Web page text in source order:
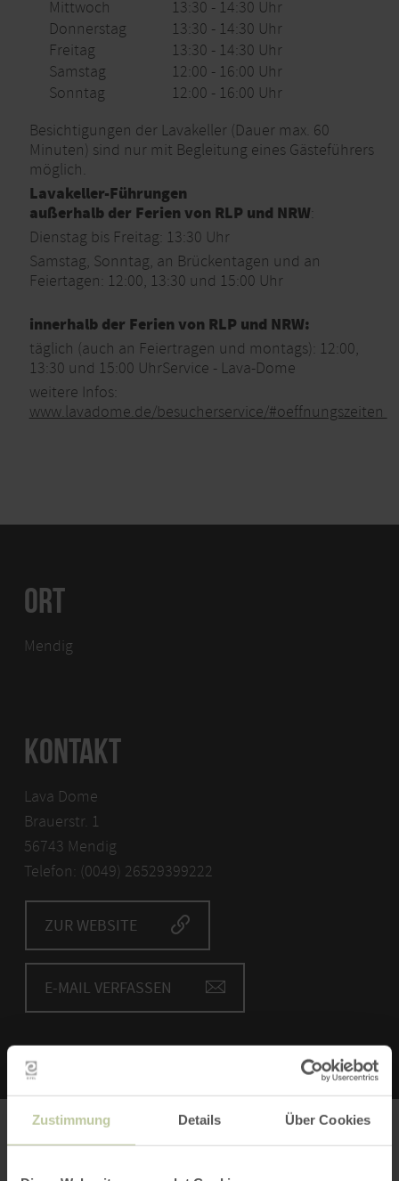
Zustimmung Details Über Cookies
Mittwoch
13:30 - 14:30 Uhr
Donnerstag
13:30 - 14:30 Uhr
Freitag
13:30 - 14:30 Uhr
Samstag
12:00 - 16:00 Uhr
Sonntag
12:00 - 16:00 Uhr
Besichtigungen der Lavakeller (Dauer max. 60
Minuten) sind nur mit Begleitung eines Gästeführers
möglich.
Lavakeller-Führungen
außerhalb der Ferien von RLP und NRW:
Dienstag bis Freitag: 13:30 Uhr
Samstag, Sonntag, an Brückentagen und an
Feiertagen: 12:00, 13:30 und 15:00 Uhr
innerhalb der Ferien von RLP und NRW:
täglich (auch an Feiertragen und montags): 12:00,
13:30 und 15:00 UhrService - Lava-Dome
weitere Infos:
www.lavadome.de/besucherservice/#oeffnungszeiten
ORT
Mendig
KONTAKT
Lava Dome
Brauerstr. 1
56743 Mendig
Telefon: (0049) 26529399222
ZUR WEBSITE
E-MAIL VERFASSEN